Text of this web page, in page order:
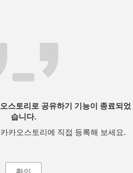
스토리로 공유하기 기능이 종료되었
습니다.
카오스토리에 직접 등록해 보세요.